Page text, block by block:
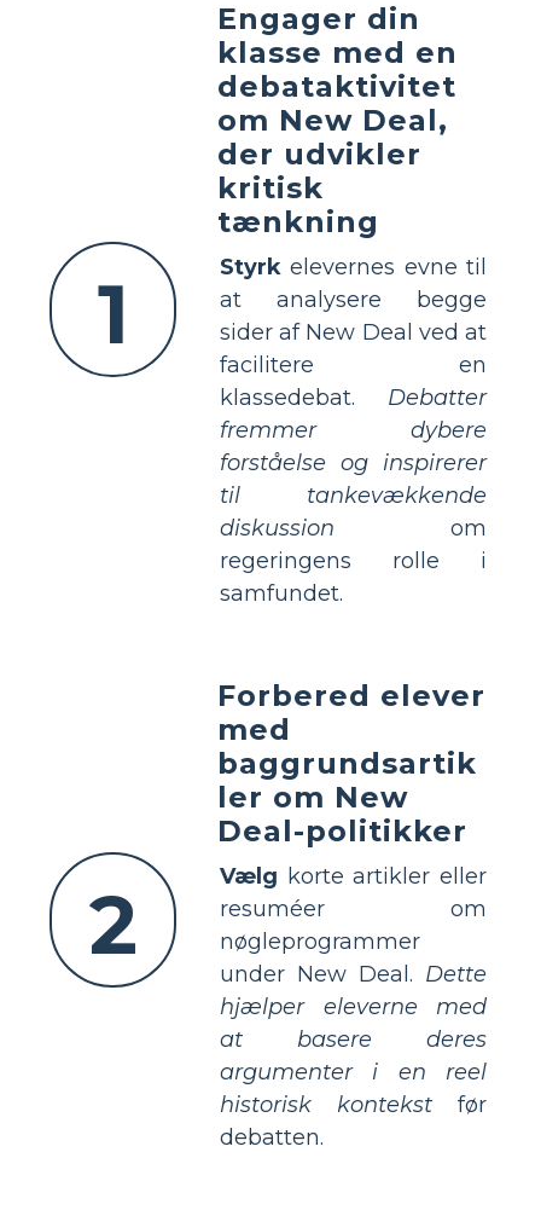
1
Engager din
klasse med en
debataktivitet
om New Deal,
der udvikler
kritisk
tænkning
Styrk elevernes evne til
at analysere begge
sider af New Deal ved at
facilitere en
klassedebat. Debatter
fremmer dybere
forståelse og inspirerer
til tankevækkende
diskussion om
regeringens rolle i
samfundet.
2
Forbered elever
med
baggrundsartik
ler om New
Deal-politikker
Vælg korte artikler eller
resuméer om
nøgleprogrammer
under New Deal. Dette
hjælper eleverne med
at basere deres
argumenter i en reel
historisk kontekst før
debatten.